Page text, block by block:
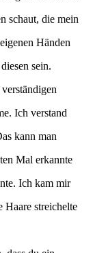
schaut, die mein
Händen
sein.
Ich verstand
kann man
Mal erkannte
Ich kam mir
Haare streichelte